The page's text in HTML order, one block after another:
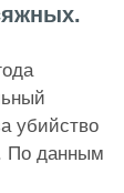
убийство
По данным